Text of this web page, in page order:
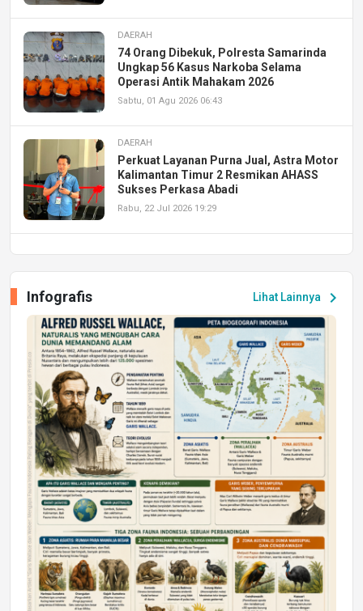
DAERAH
74 Orang Dibekuk, Polresta Samarinda
Ungkap 56 Kasus Narkoba Selama
Operasi Antik Mahakam 2026
Sabtu, 01 Agu 2026 06:43
DAERAH
Perkuat Layanan Purna Jual, Astra Motor
Kalimantan Timur 2 Resmikan AHASS
Sukses Perkasa Abadi
Rabu, 22 Jul 2026 19:29
Peluang Kerja dan Magang
Jumat, 17 Jul 2026 22:30
DAERAH
Astra Motor Kalimantan Timur 2 Dukung
Mahasiswa Samarinda dalam Astra
Honda SDGs Future Leaders 2026
Jumat, 10 Jul 2026 19:01
Lihat Lainnya chevron_right
Infografis